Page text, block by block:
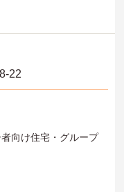
22
向け住宅・グループ